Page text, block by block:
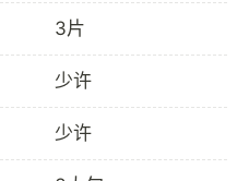
3片
少许
少许